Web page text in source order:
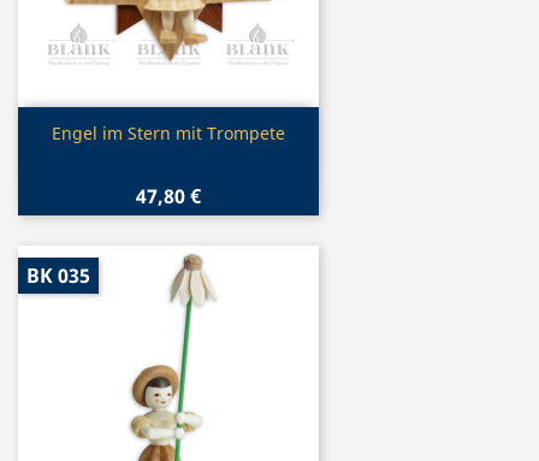
Vorschau
Engel im Stern mit Trompete
47,80 €
BK 035